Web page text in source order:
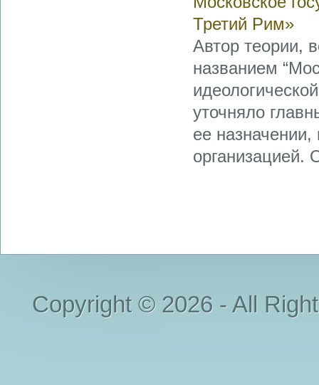
Третий Рим»
Автор теории,
названием
уточняло
ее
Copyright © 2026 - All